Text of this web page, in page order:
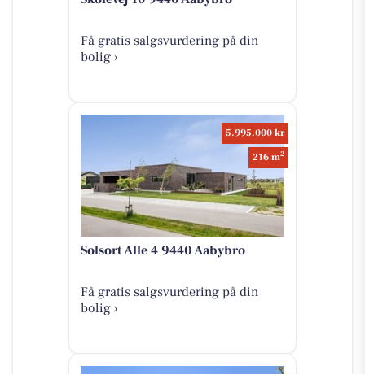
Få gratis salgsvurdering på din
bolig ›
5.995.000 kr
216 m2
Solsort Alle 4 9440 Aabybro
Få gratis salgsvurdering på din
bolig ›